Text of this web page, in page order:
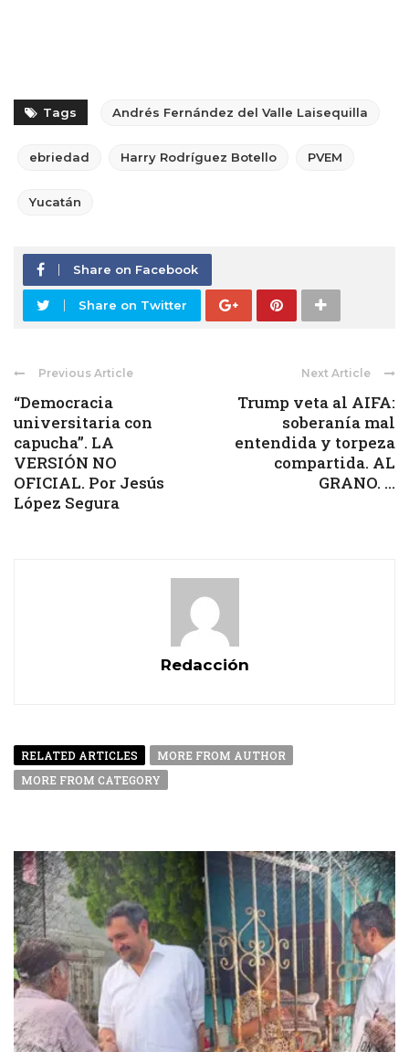
Tags Andrés Fernández del Valle Laisequilla
ebriedad Harry Rodríguez Botello PVEM
Yucatán
Share on Facebook
Share on Twitter
Previous Article
“Democracia
universitaria con
capucha”. LA
VERSIÓN NO
OFICIAL. Por Jesús
López Segura
Next Article
Trump veta al AIFA:
soberanía mal
entendida y torpeza
compartida. AL
GRANO. ...
Redacción
RELATED ARTICLES
MORE FROM AUTHOR
MORE FROM CATEGORY